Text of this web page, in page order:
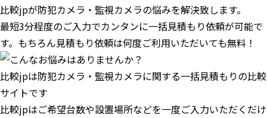
比較jpが防犯カメラ・監視カメラの悩みを解決致します。
最短3分程度のご入力でカンタンに一括見積もり依頼が可能で
す。もちろん見積もり依頼は何度ご利用いただいても無料！
比較jpは防犯カメラ・監視カメラに関する一括見積もりの比較
サイトです
比較jpはご希望台数や設置場所などを一度ご入力いただくだけ